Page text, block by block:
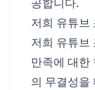
저희 유튜브
저희 유튜브
만족에 대한
의 무결성을